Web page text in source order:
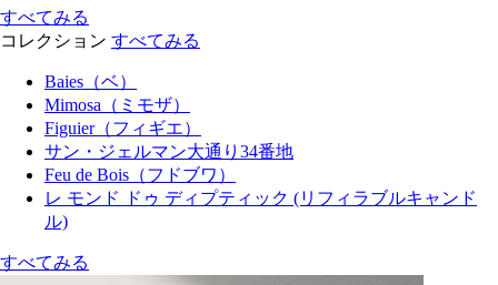
すべてみる
コレクション すべてみる
Baies（ベ）
Mimosa（ミモザ）
Figuier（フィギエ）
サン・ジェルマン大通り34番地
Feu de Bois（フドブワ）
レ モンド ドゥ ディプティック (リフィラブルキャンド
ル)
すべてみる